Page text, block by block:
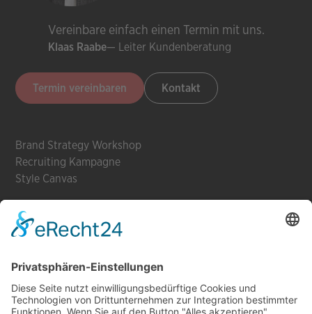
Vereinbare einfach einen Termin mit uns.
Klaas Raabe— Leiter Kundenberatung
Termin vereinbaren Kontakt
Brand Strategy Workshop
Recruiting Kampagne
Style Canvas
Employer Branding
Webflow
Brand Design Roast